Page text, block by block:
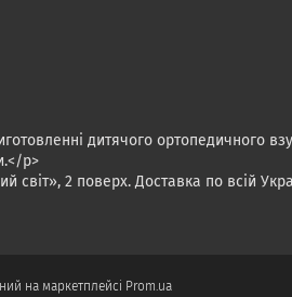
дитячого ортопедичного
p>
світ», 2 поверх. Доставка по всій
на маркетплейсі Prom.ua